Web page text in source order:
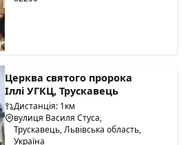
Церква святого пророка
Іллі УГКЦ, Трускавець
Дистанція: 1км
вулиця Василя Стуса,
Трускавець, Львівська область,
Україна